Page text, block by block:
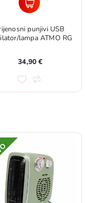
punjivi USB
lampa ATMO RG
34,90 €